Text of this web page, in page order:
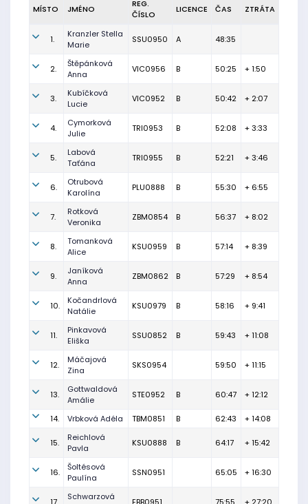
MÍSTO JMÉNO
REG.
ČÍSLO
LICENCE ČAS ZTRÁTA
1.
Kranzler Stella
Marie
SSU0950 A 48:35
2.
Štěpánková
Anna
VIC0956 B 50:25 + 1:50
3.
Kubíčková
Lucie
VIC0952 B 50:42 + 2:07
4.
Cymorková
Julie
TRI0953 B 52:08 + 3:33
5.
Labová
Taťána
TRI0955 B 52:21 + 3:46
6.
Otrubová
Karolína
PLU0888 B 55:30 + 6:55
7.
Rotková
Veronika
ZBM0854 B 56:37 + 8:02
8.
Tomanková
Alice
KSU0959 B 57:14 + 8:39
9.
Janíková
Anna
ZBM0862 B 57:29 + 8:54
10.
Kočandrlová
Natálie
KSU0979 B 58:16 + 9:41
11.
Pinkavová
Eliška
SSU0852 B 59:43 + 11:08
12.
Máčajová
Zina
SKS0954 59:50 + 11:15
13.
Gottwaldová
Amálie
STE0952 B 60:47 + 12:12
14. Vrbková Adéla TBM0851 B 62:43 + 14:08
15.
Reichlová
Pavla
KSU0888 B 64:17 + 15:42
16.
Šoltésová
Paulína
SSN0951 65:05 + 16:30
Schwarzová